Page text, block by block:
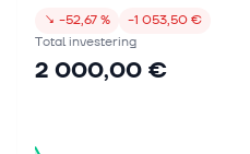
↘ −52,67 %
−1 053,50 €
Total investering
2 000,00 €